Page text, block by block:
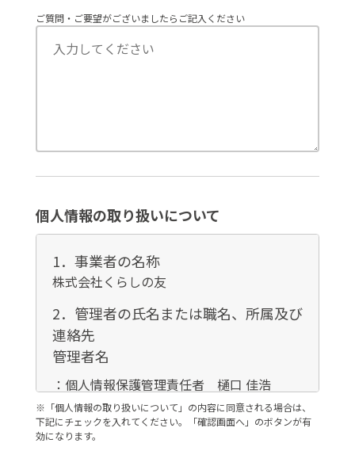
ご質問・ご要望がございましたらご記入ください
個人情報の取り扱いについて
1．事業者の名称
株式会社くらしの友
2．管理者の氏名または職名、所属及び
連絡先
管理者名
：個人情報保護管理責任者 樋口 佳浩
連絡先
：03-3735-3102
※「個人情報の取り扱いについて」の内容に同意される場合は、
下記にチェックを入れてください。「確認画面へ」のボタンが有
効になります。